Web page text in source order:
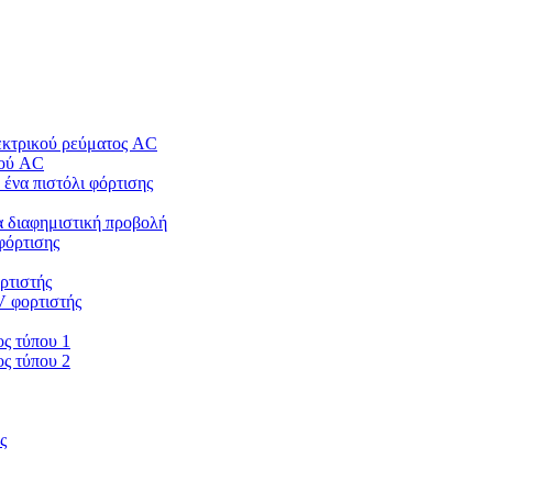
ρεύματος AC
AC
πιστόλι φόρτισης
διαφημιστική προβολή
φορτιστής
τύπου 1
τύπου 2